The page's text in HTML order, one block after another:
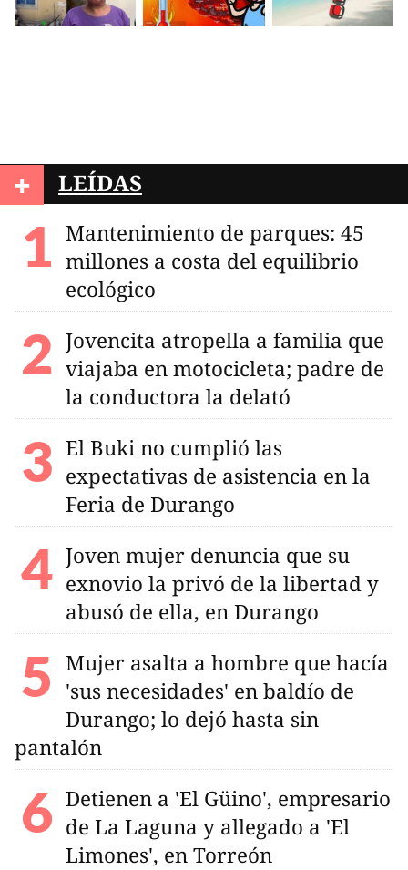
+ LEÍDAS
Mantenimiento de parques: 45
millones a costa del equilibrio
ecológico
Jovencita atropella a familia que
viajaba en motocicleta; padre de
la conductora la delató
El Buki no cumplió las
expectativas de asistencia en la
Feria de Durango
Joven mujer denuncia que su
exnovio la privó de la libertad y
abusó de ella, en Durango
Mujer asalta a hombre que hacía
'sus necesidades' en baldío de
Durango; lo dejó hasta sin
pantalón
Detienen a 'El Güino', empresario
de La Laguna y allegado a 'El
Limones', en Torreón